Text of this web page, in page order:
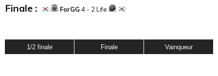
Finale : ForGG 4 - 2 Life
1/2 finale Finale Vainqueur